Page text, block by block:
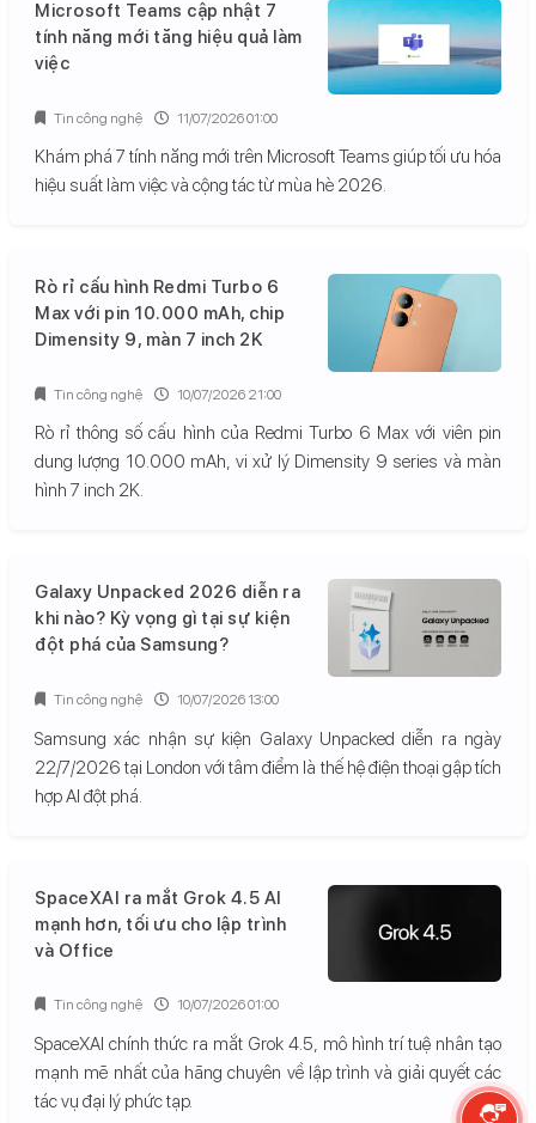
Microsoft Teams cập nhật 7
tính năng mới tăng hiệu quả làm
việc
Khám phá 7 tính năng mới trên Microsoft Teams giúp tối ưu hóa
hiệu suất làm việc và cộng tác từ mùa hè 2026.
Tin công nghệ 11/07/2026 01:00
Rò rỉ cấu hình Redmi Turbo 6
Max với pin 10.000 mAh, chip
Dimensity 9, màn 7 inch 2K
Rò rỉ thông số cấu hình của Redmi Turbo 6 Max với viên pin
dung lượng 10.000 mAh, vi xử lý Dimensity 9 series và màn
hình 7 inch 2K.
Tin công nghệ 10/07/2026 21:00
Galaxy Unpacked 2026 diễn ra
khi nào? Kỳ vọng gì tại sự kiện
đột phá của Samsung?
Samsung xác nhận sự kiện Galaxy Unpacked diễn ra ngày
22/7/2026 tại London với tâm điểm là thế hệ điện thoại gập tích
hợp AI đột phá.
Tin công nghệ 10/07/2026 13:00
SpaceXAI ra mắt Grok 4.5 AI
mạnh hơn, tối ưu cho lập trình
và Office
SpaceXAI chính thức ra mắt Grok 4.5, mô hình trí tuệ nhân tạo
mạnh mẽ nhất của hãng chuyên về lập trình và giải quyết các
tác vụ đại lý phức tạp.
Tin công nghệ 10/07/2026 01:00